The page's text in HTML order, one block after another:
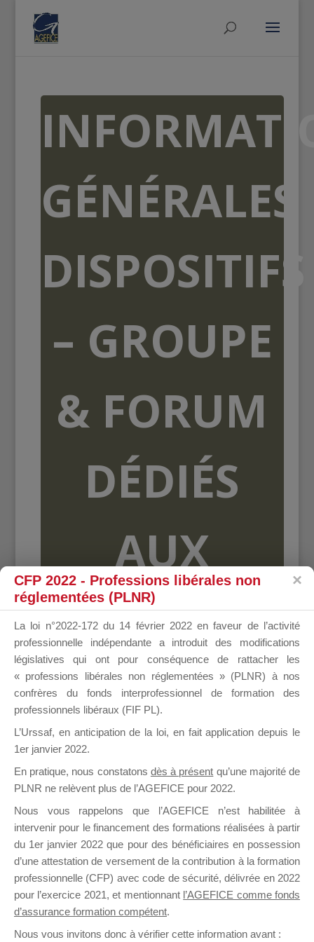
GÉNÉRALES
DISPOSITIFS
– GROUPE
& FORUM
DÉDIÉS
AUX
DE
formation. Il accueille également les Conseillers
CFP 2022 - Professions libérales non
réglementées (PLNR)
La loi n°2022-172 du 14 février 2022 en faveur de l’activité
professionnelle indépendante a introduit des modifications
législatives qui ont pour conséquence de rattacher les
« professions libérales non réglementées » (PLNR) à nos
confrères du fonds interprofessionnel de formation des
professionnels libéraux (FIF PL).
L’Urssaf, en anticipation de la loi, en fait application depuis le
1er janvier 2022.
En pratique, nous constatons dès à présent qu’une majorité de
PLNR ne relèvent plus de l’AGEFICE pour 2022.
Nous vous rappelons que l’AGEFICE n’est habilitée à
intervenir pour le financement des formations réalisées à partir
du 1er janvier 2022 que pour des bénéficiaires en possession
d’une attestation de versement de la contribution à la formation
professionnelle (CFP) avec code de sécurité, délivrée en 2022
pour l’exercice 2021, et mentionnant l’AGEFICE comme fonds
d’assurance formation compétent.
Nous vous invitons donc à vérifier cette information avant :